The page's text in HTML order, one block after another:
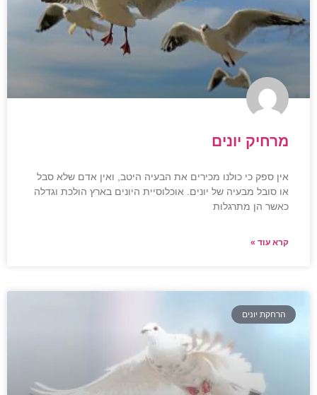
מרחיק יונים
אין ספק כי כולנו מכירים את הבעיה היטב, ואין אדם שלא סבל
או סובל מבעיה של יונים. אוכלוסיית היונים בארץ הולכת וגדלה
כאשר הן מתרגלות
קרא עוד »
הרחקת יונים